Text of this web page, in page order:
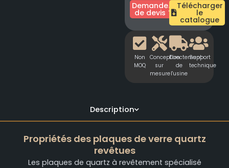
Demande
de devis
Télécharger
le
catalogue
Non
MOQ
Conception
sur
mesure
Directement
de
l'usine
Support
technique
Description
Propriétés des plaques de verre quartz
revêtues
Les plaques de quartz à revêtement spécialisé